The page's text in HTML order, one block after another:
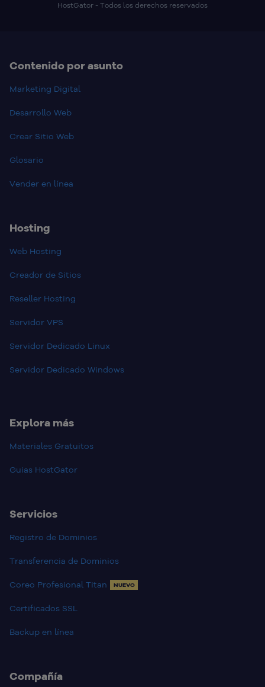
HostGator - Todos los derechos reservados
Contenido por asunto
Marketing Digital
Desarrollo Web
Crear Sitio Web
Glosario
Vender en línea
Hosting
Web Hosting
Creador de Sitios
Reseller Hosting
Servidor VPS
Servidor Dedicado Linux
Servidor Dedicado Windows
Explora más
Materiales Gratuitos
Guias HostGator
Servicios
Registro de Dominios
Transferencia de Dominios
Coreo Profesional Titan NUEVO
Certificados SSL
Backup en línea
Compañía